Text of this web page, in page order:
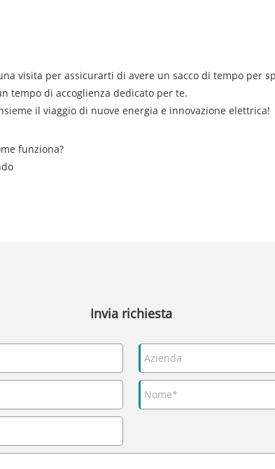
visita per assicurarti di avere un sacco di tempo per
tempo di accoglienza dedicato per te.
il viaggio di nuove energia e innovazione elettrica!
funziona?
Invia richiesta